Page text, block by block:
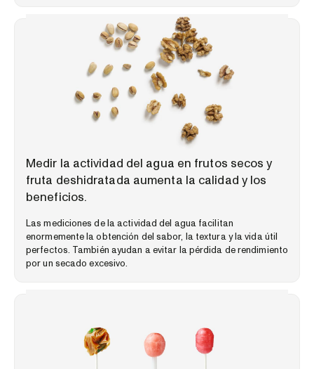
Medir la actividad del agua en frutos secos y
fruta deshidratada aumenta la calidad y los
beneficios.
Las mediciones de la actividad del agua facilitan
enormemente la obtención del sabor, la textura y la vida útil
perfectos. También ayudan a evitar la pérdida de rendimiento
por un secado excesivo.